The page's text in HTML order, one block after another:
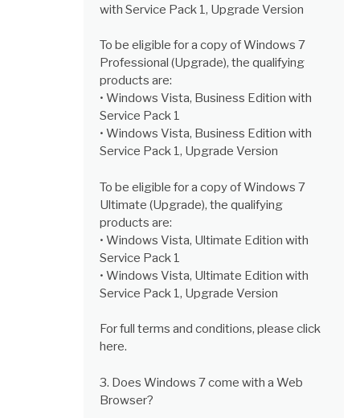
with Service Pack 1, Upgrade Version
To be eligible for a copy of Windows 7
Professional (Upgrade), the qualifying
products are:
• Windows Vista, Business Edition with
Service Pack 1
• Windows Vista, Business Edition with
Service Pack 1, Upgrade Version
To be eligible for a copy of Windows 7
Ultimate (Upgrade), the qualifying
products are:
• Windows Vista, Ultimate Edition with
Service Pack 1
• Windows Vista, Ultimate Edition with
Service Pack 1, Upgrade Version
For full terms and conditions, please click
here.
3. Does Windows 7 come with a Web
Browser?